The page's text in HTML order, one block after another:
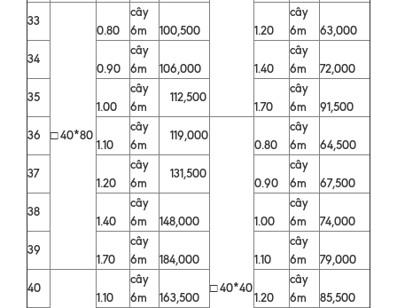
33
□ 40*80
0.80
cây
6m
100,500 1.20
cây
6m
63,000
34
0.90
cây
6m
106,000 1.40
cây
6m
72,000
35
1.00
cây
6m
112,500
1.70
cây
6m
91,500
36
1.10
cây
6m
119,000
□ 40*40
0.80
cây
6m
64,500
37
1.20
cây
6m
131,500
0.90
cây
6m
67,500
38
1.40
cây
6m
148,000 1.00
cây
6m
74,000
39
1.70
cây
6m
184,000 1.10
cây
6m
79,000
40
1.10
cây
6m
163,500 1.20
cây
6m
85,500